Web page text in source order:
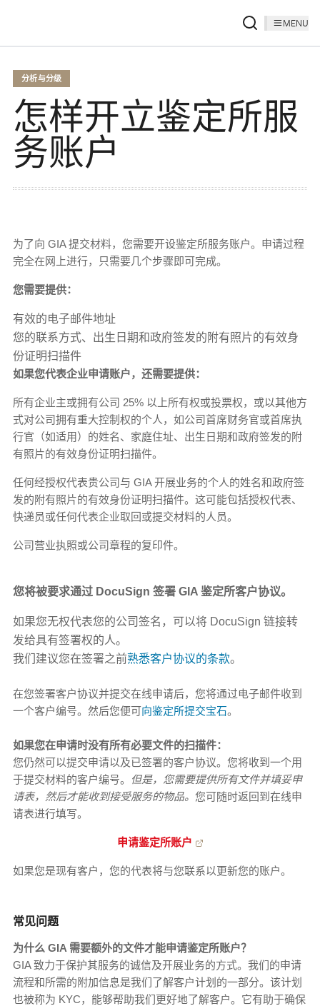
MENU
分析与分级
怎样开立鉴定所服
务账户
为了向 GIA 提交材料，您需要开设鉴定所服务账户。申请过程
完全在网上进行，只需要几个步骤即可完成。
您需要提供：
有效的电子邮件地址
您的联系方式、出生日期和政府签发的附有照片的有效身
份证明扫描件
如果您代表企业申请账户，还需要提供：
所有企业主或拥有公司 25% 以上所有权或投票权，或以其他方
式对公司拥有重大控制权的个人，如公司首席财务官或首席执
行官（如适用）的姓名、家庭住址、出生日期和政府签发的附
有照片的有效身份证明扫描件。
任何经授权代表贵公司与 GIA 开展业务的个人的姓名和政府签
发的附有照片的有效身份证明扫描件。这可能包括授权代表、
快递员或任何代表企业取回或提交材料的人员。
公司营业执照或公司章程的复印件。
您将被要求通过 DocuSign 签署 GIA 鉴定所客户协议。
如果您无权代表您的公司签名，可以将 DocuSign 链接转
发给具有签署权的人。
我们建议您在签署之前熟悉客户协议的条款。
在您签署客户协议并提交在线申请后，您将通过电子邮件收到
一个客户编号。然后您便可向鉴定所提交宝石。
如果您在申请时没有所有必要文件的扫描件：
您仍然可以提交申请以及已签署的客户协议。您将收到一个用
于提交材料的客户编号。
但是，您需要提供所有文件并填妥申
请表，然后才能收到接受服务的物品。 您可随时返回到在线申
请表进行填写。
申请鉴定所账户
如果您是现有客户，您的代表将与您联系以更新您的账户。
常见问题
为什么 GIA 需要额外的文件才能申请鉴定所账户？
GIA 致力于保护其服务的诚信及开展业务的方式。我们的申请
流程和所需的附加信息是我们了解客户计划的一部分。该计划
也被称为 KYC，能够帮助我们更好地了解客户。它有助于确保